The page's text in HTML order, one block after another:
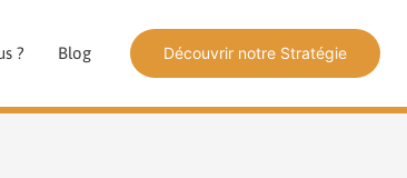
? Blog Découvrir notre Stratégie